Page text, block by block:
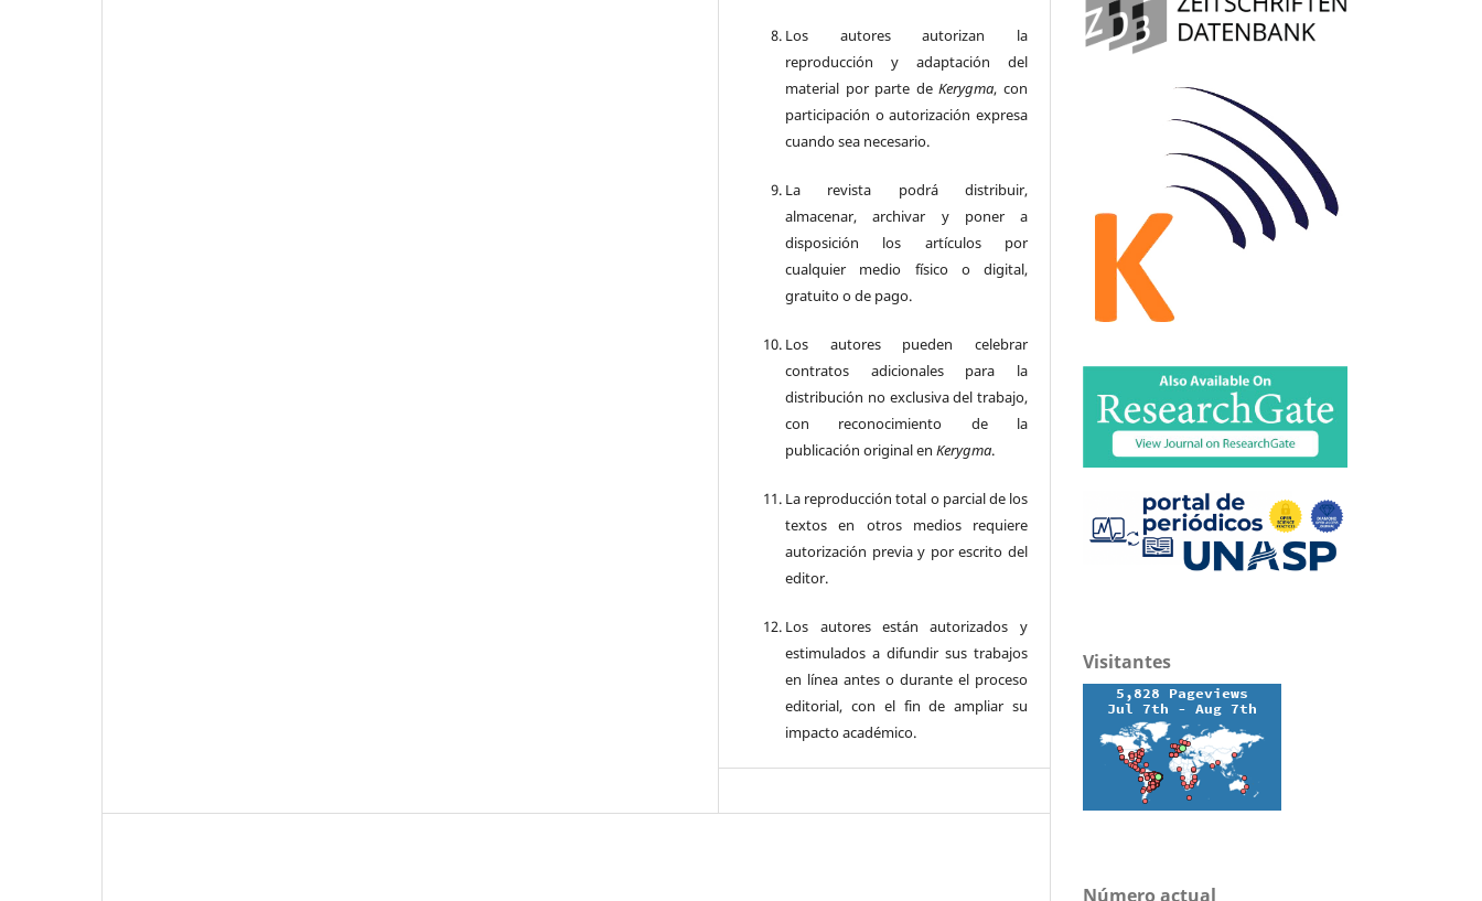
Los autores autorizan la
reproducción y adaptación del
material por parte deKerygma, con
participación o autorización expresa
cuando sea necesario.
La revista podrá distribuir,
almacenar, archivar y poner a
disposición los artículos por
cualquier medio físico o digital,
gratuito o de pago.
Los autores pueden celebrar
contratos adicionales para la
distribución no exclusiva del trabajo,
con reconocimiento de la
publicación original enKerygma.
La reproducción total o parcial de los
textos en otros medios requiere
autorización previa y por escrito del
editor.
Los autores están autorizados y
estimulados a difundir sus trabajos
en línea antes o durante el proceso
editorial, con el fin de ampliar su
impacto académico.
Visitantes
Número actual